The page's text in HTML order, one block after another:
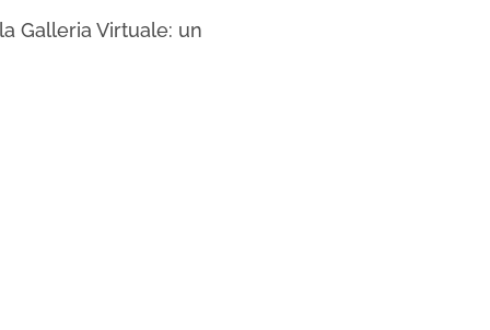
Galleria Virtuale: un